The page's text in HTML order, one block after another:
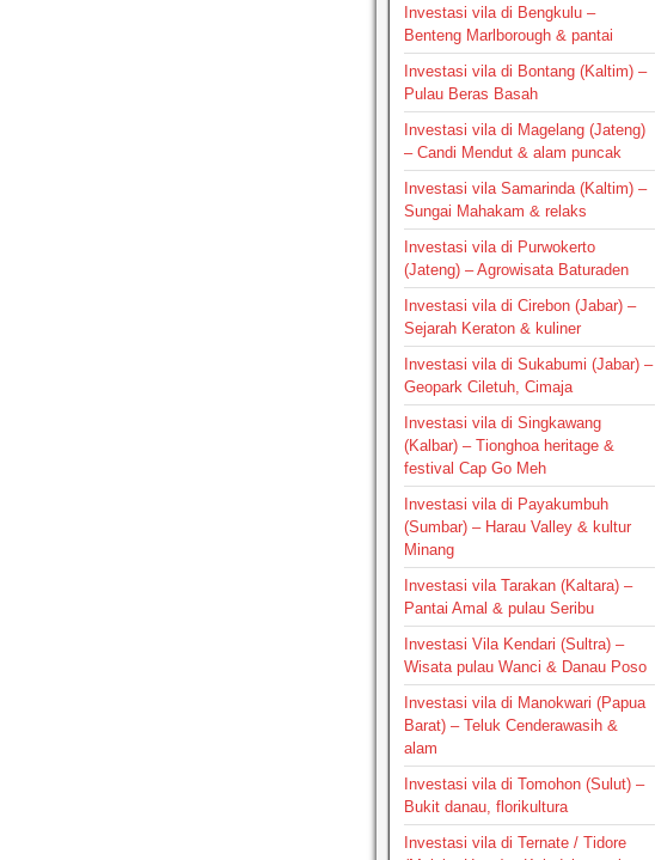
Investasi vila di Bengkulu –
Benteng Marlborough & pantai
Investasi vila di Bontang (Kaltim) –
Pulau Beras Basah
Investasi vila di Magelang (Jateng)
– Candi Mendut & alam puncak
Investasi vila Samarinda (Kaltim) –
Sungai Mahakam & relaks
Investasi vila di Purwokerto
(Jateng) – Agrowisata Baturaden
Investasi vila di Cirebon (Jabar) –
Sejarah Keraton & kuliner
Investasi vila di Sukabumi (Jabar) –
Geopark Ciletuh, Cimaja
Investasi vila di Singkawang
(Kalbar) – Tionghoa heritage &
festival Cap Go Meh
Investasi vila di Payakumbuh
(Sumbar) – Harau Valley & kultur
Minang
Investasi vila Tarakan (Kaltara) –
Pantai Amal & pulau Seribu
Investasi Vila Kendari (Sultra) –
Wisata pulau Wanci & Danau Poso
Investasi vila di Manokwari (Papua
Barat) – Teluk Cenderawasih &
alam
Investasi vila di Tomohon (Sulut) –
Bukit danau, florikultura
Investasi vila di Ternate / Tidore